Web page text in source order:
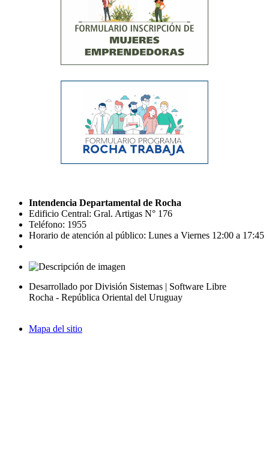
Intendencia Departamental de Rocha
Edificio Central: Gral. Artigas N° 176
Teléfono: 1955
Horario de atención al público: Lunes a Viernes 12:00 a 17:45
Desarrollado por División Sistemas | Software Libre
Rocha - República Oriental del Uruguay
Mapa del sitio